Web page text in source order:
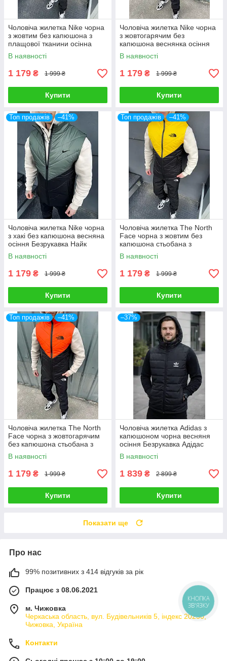
Чоловіча жилетка Nike чорна
з жовтим без капюшона з
плащової тканини осінна
Безрукавка Найк демісезонна
В наявності
1 179 ₴ 1 999 ₴
Купити
Чоловіча жилетка Nike чорна
з жовтогарячим без
капюшона веснянка осіння
Безрукавка Найк демісезонна
В наявності
1 179 ₴ 1 999 ₴
Купити
Топ продажів –41%
Чоловіча жилетка Nike чорна
з хакі без капюшона весняна
осіння Безрукавка Найк
демісезонна
В наявності
1 179 ₴ 1 999 ₴
Купити
Топ продажів –41%
Чоловіча жилетка The North
Face чорна з жовтим без
капюшона стьобана з
плащової тканини Безрукавка
Зе Норт Фейс
В наявності
1 179 ₴ 1 999 ₴
Купити
Топ продажів –41%
Чоловіча жилетка The North
Face чорна з жовтогарячим
без капюшона стьобана з
плащової тканини Безрукавка
Зе Норт Фейс
В наявності
1 179 ₴ 1 999 ₴
Купити
–37%
Чоловіча жилетка Adidas з
капюшоном чорна весняня
осіння Безрукавка Адідас
В наявності
1 839 ₴ 2 899 ₴
Купити
Показати ще
Про нас
99% позитивних з 414 відгуків за рік
Працює з 08.06.2021
м. Чижовка
Черкаська область, вул. Будівельників 5, індекс 20230,
Чижовка, Україна
Контакти
КНОПКА
ЗВ'ЯЗКУ